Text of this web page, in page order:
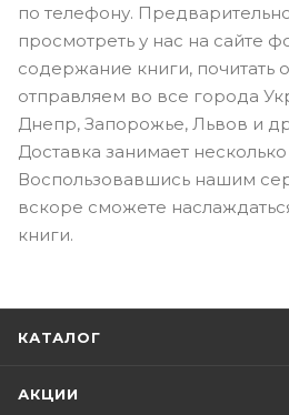
по телефону.
просмотреть у нас на сайте
содержание книги, почитать
отправляем во все города
Днепр, Запорожье, Львов и
Доставка занимает
Воспользовавшись нашим
вскоре сможете
книги.
КАТАЛОГ
АКЦИИ